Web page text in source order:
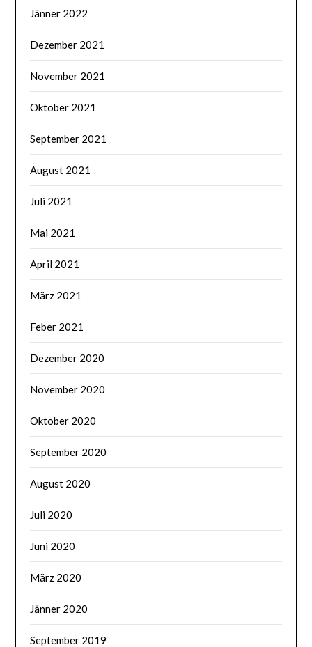
Jänner 2022
Dezember 2021
November 2021
Oktober 2021
September 2021
August 2021
Juli 2021
Mai 2021
April 2021
März 2021
Feber 2021
Dezember 2020
November 2020
Oktober 2020
September 2020
August 2020
Juli 2020
Juni 2020
März 2020
Jänner 2020
September 2019